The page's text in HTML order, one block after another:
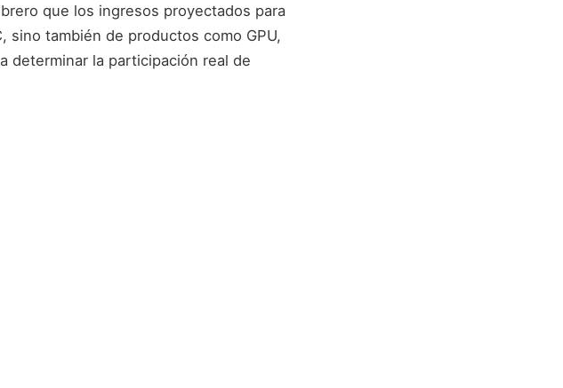
que los ingresos proyectados para
sino también de productos como GPU,
determinar la participación real de